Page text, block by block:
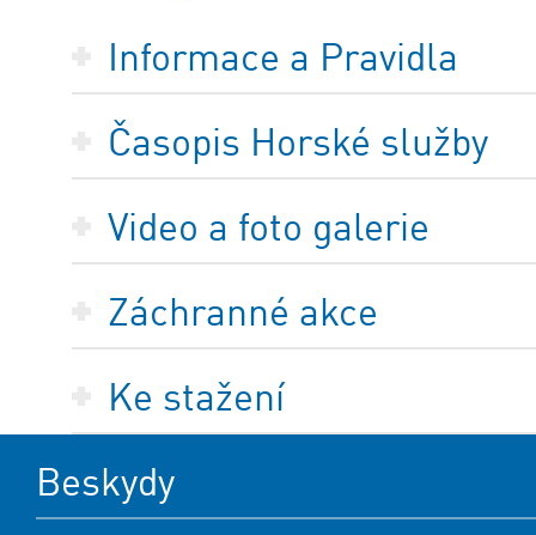
Informace a Pravidla
Časopis Horské služby
Video a foto galerie
Záchranné akce
Ke stažení
Beskydy